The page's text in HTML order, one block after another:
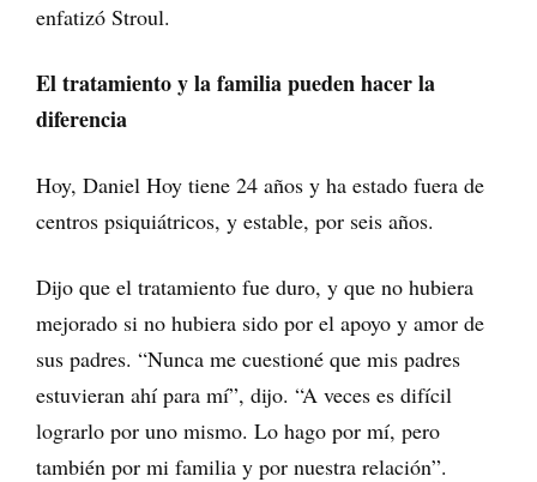
enfatizó Stroul.
El tratamiento y la familia pueden hacer la
diferencia
Hoy, Daniel Hoy tiene 24 años y ha estado fuera de
centros psiquiátricos, y estable, por seis años.
Dijo que el tratamiento fue duro, y que no hubiera
mejorado si no hubiera sido por el apoyo y amor de
sus padres. “Nunca me cuestioné que mis padres
estuvieran ahí para mí”, dijo. “A veces es difícil
lograrlo por uno mismo. Lo hago por mí, pero
también por mi familia y por nuestra relación”.